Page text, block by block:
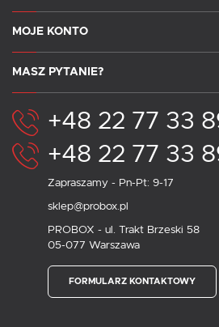
MOJE KONTO
MASZ PYTANIE?
+48 22 77 33
+48 22 77 33
Zapraszamy - Pn-Pt: 9-17
sklep@probox.pl
PROBOX - ul. Trakt Brzeski 58
05-077 Warszawa
FORMULARZ KONTAKTOWY